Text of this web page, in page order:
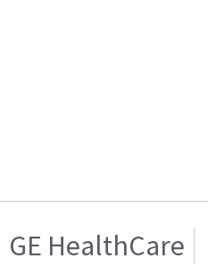
GE HealthCare